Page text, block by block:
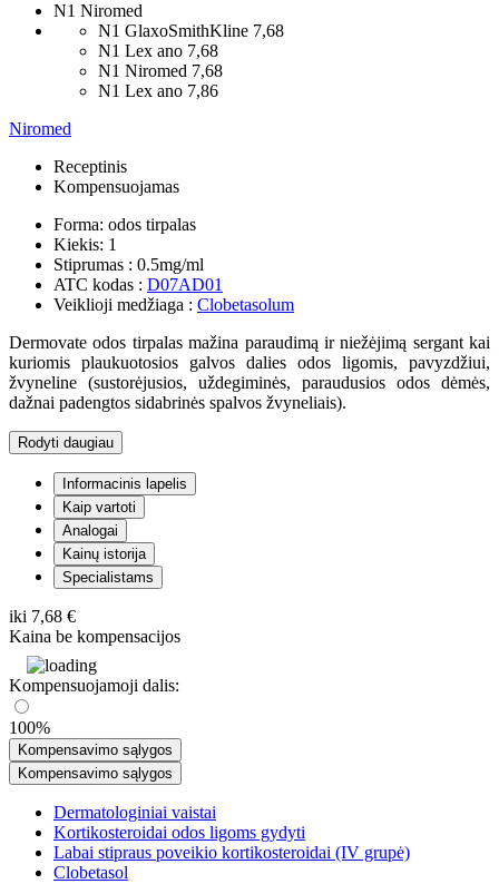
N1 Niromed
N1 GlaxoSmithKline 7,68
N1 Lex ano 7,68
N1 Niromed 7,68
N1 Lex ano 7,86
Niromed
Receptinis
Kompensuojamas
Forma: odos tirpalas
Kiekis: 1
Stiprumas : 0.5mg/ml
ATC kodas : D07AD01
Veiklioji medžiaga : Clobetasolum
Dermovate odos tirpalas mažina paraudimą ir niežėjimą sergant kai
kuriomis plaukuotosios galvos dalies odos ligomis, pavyzdžiui,
žvyneline (sustorėjusios, uždegiminės, paraudusios odos dėmės,
dažnai padengtos sidabrinės spalvos žvyneliais).
Rodyti daugiau
Informacinis lapelis
Kaip vartoti
Analogai
Kainų istorija
Specialistams
iki 7,68 €
Kaina be kompensacijos
Kompensuojamoji dalis:
100%
Kompensavimo sąlygos
Kompensavimo sąlygos
Dermatologiniai vaistai
Kortikosteroidai odos ligoms gydyti
Labai stipraus poveikio kortikosteroidai (IV grupė)
Clobetasol